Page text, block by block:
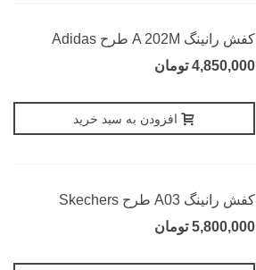
کفش رانینگ A 202M طرح Adidas
4,850,000 تومان
افزودن به سبد خرید
کفش رانینگ A03 طرح Skechers
5,800,000 تومان